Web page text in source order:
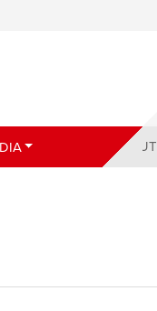
ABOUT